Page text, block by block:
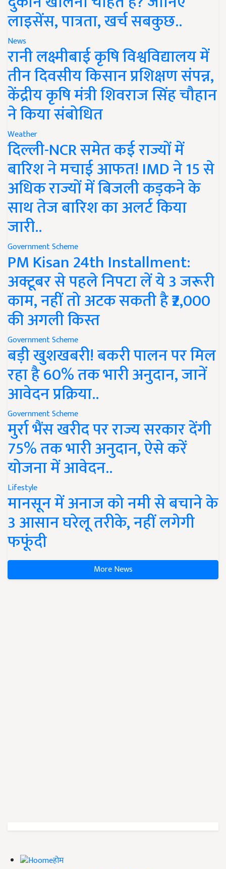
लाइसेंस, पात्रता, खर्च सबकुछ..
News
रानी लक्ष्मीबाई कृषि विश्वविद्यालय में
तीन दिवसीय किसान प्रशिक्षण संपन्न,
केंद्रीय कृषि मंत्री शिवराज सिंह चौहान
ने किया संबोधित
Weather
दिल्ली-NCR समेत कई राज्यों में
बारिश ने मचाई आफत! IMD ने 15 से
अधिक राज्यों में बिजली कड़कने के
साथ तेज बारिश का अलर्ट किया
जारी..
Government Scheme
PM Kisan 24th Installment:
अक्टूबर से पहले निपटा लें ये 3 जरूरी
काम, नहीं तो अटक सकती है ₹2,000
की अगली किस्त
Government Scheme
बड़ी खुशखबरी! बकरी पालन पर मिल
रहा है 60% तक भारी अनुदान, जानें
आवेदन प्रक्रिया..
Government Scheme
मुर्रा भैंस खरीद पर राज्य सरकार देंगी
75% तक भारी अनुदान, ऐसे करें
योजना में आवेदन..
Lifestyle
मानसून में अनाज को नमी से बचाने के
3 आसान घरेलू तरीके, नहीं लगेगी
फफूंदी
More News
होम